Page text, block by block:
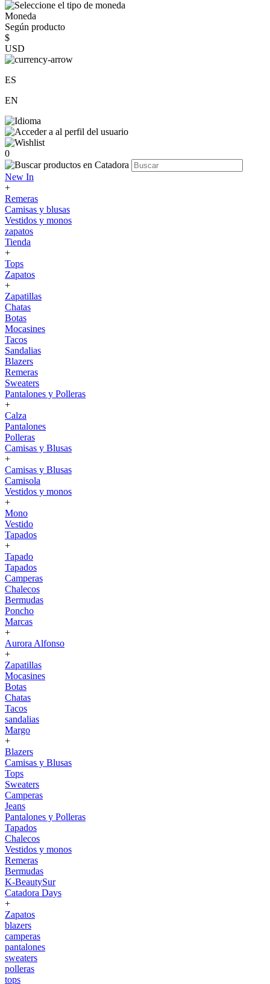
Moneda
Según producto
$
USD
ES
EN
0
New In
+
Remeras
Camisas y blusas
Vestidos y monos
zapatos
Tienda
+
Tops
Zapatos
+
Zapatillas
Chatas
Botas
Mocasines
Tacos
Sandalias
Blazers
Remeras
Sweaters
Pantalones y Polleras
+
Calza
Pantalones
Polleras
Camisas y Blusas
+
Camisas y Blusas
Camisola
Vestidos y monos
+
Mono
Vestido
Tapados
+
Tapado
Tapados
Camperas
Chalecos
Bermudas
Poncho
Marcas
+
Aurora Alfonso
+
Zapatillas
Mocasines
Botas
Chatas
Tacos
sandalias
Margo
+
Blazers
Camisas y Blusas
Tops
Sweaters
Camperas
Jeans
Pantalones y Polleras
Tapados
Chalecos
Vestidos y monos
Remeras
Bermudas
K-BeautySur
Catadora Days
+
Zapatos
blazers
camperas
pantalones
sweaters
polleras
tops